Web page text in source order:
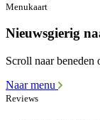
Menukaart
Nieuwsgierig
Scroll naar beneden
Naar menu
Reviews